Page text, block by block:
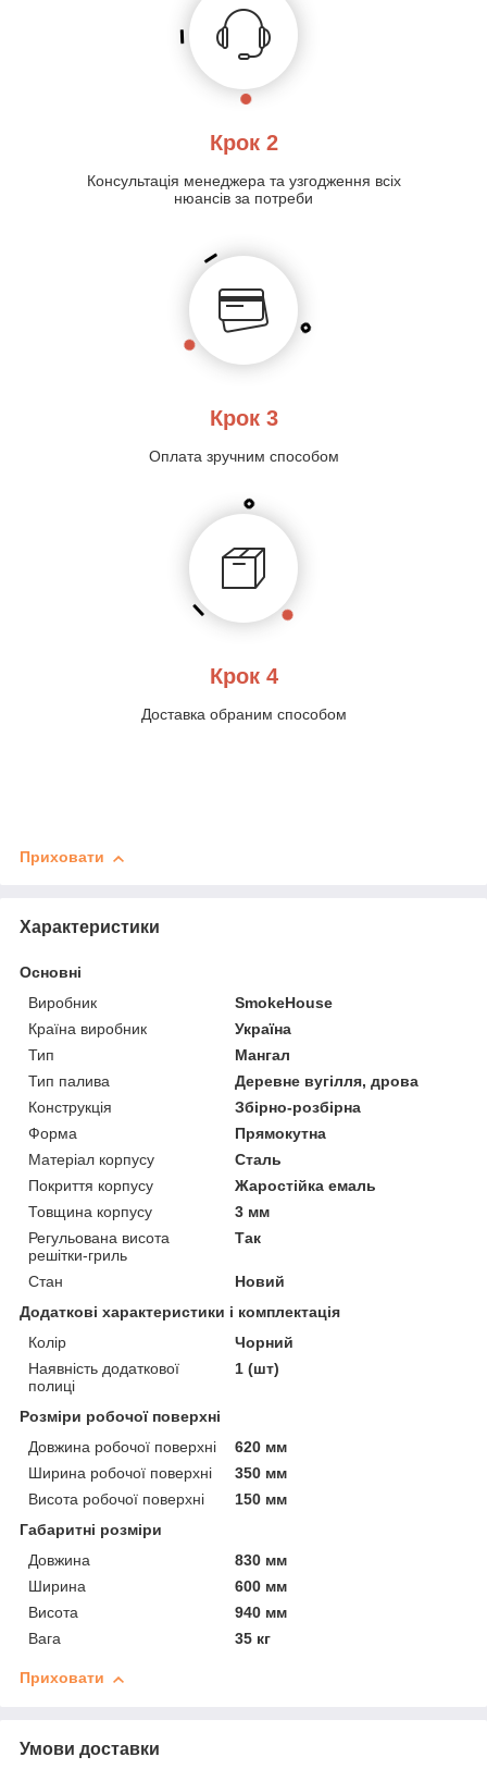
Крок 2
Консультація менеджера та узгодження всіх
нюансів за потреби
Крок 3
Оплата зручним способом
Крок 4
Доставка обраним способом
Приховати
Характеристики
Основні
Виробник
SmokeHouse
Країна виробник
Україна
Тип
Мангал
Тип палива
Деревне вугілля, дрова
Конструкція
Збірно-розбірна
Форма
Прямокутна
Матеріал корпусу
Сталь
Покриття корпусу
Жаростійка емаль
Товщина корпусу
3 мм
Регульована висота
решітки-гриль
Так
Стан
Новий
Додаткові характеристики і комплектація
Колір
Чорний
Наявність додаткової
полиці
1 (шт)
Розміри робочої поверхні
Довжина робочої поверхні
620 мм
Ширина робочої поверхні
350 мм
Висота робочої поверхні
150 мм
Габаритні розміри
Довжина
830 мм
Ширина
600 мм
Висота
940 мм
Вага
35 кг
Приховати
Умови доставки